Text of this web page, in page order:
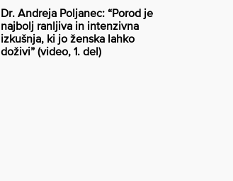
Dr. Andreja Poljanec: “Porod je
najbolj ranljiva in intenzivna
izkušnja, ki jo ženska lahko
doživi” (video, 1. del)